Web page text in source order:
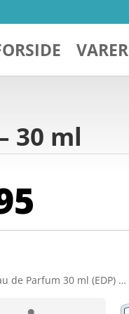
VARER
30 ml
de Parfum 30 ml (EDP) …